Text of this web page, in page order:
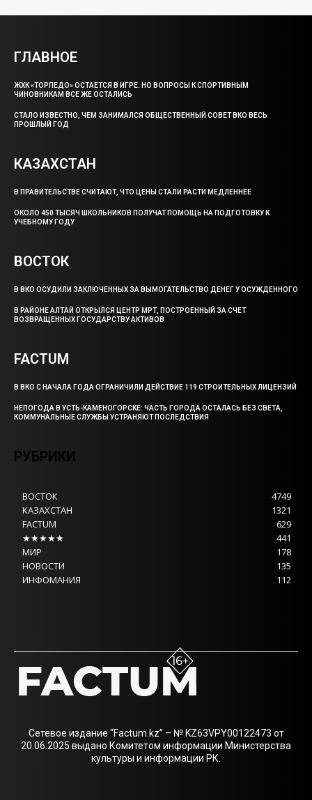
ГЛАВНОЕ
ЖХК «ТОРПЕДО» ОСТАЕТСЯ В ИГРЕ. НО ВОПРОСЫ К СПОРТИВНЫМ
ЧИНОВНИКАМ ВСЕ ЖЕ ОСТАЛИСЬ
СТАЛО ИЗВЕСТНО, ЧЕМ ЗАНИМАЛСЯ ОБЩЕСТВЕННЫЙ СОВЕТ ВКО ВЕСЬ
ПРОШЛЫЙ ГОД
КАЗАХСТАН
В ПРАВИТЕЛЬСТВЕ СЧИТАЮТ, ЧТО ЦЕНЫ СТАЛИ РАСТИ МЕДЛЕННЕЕ
ОКОЛО 450 ТЫСЯЧ ШКОЛЬНИКОВ ПОЛУЧАТ ПОМОЩЬ НА ПОДГОТОВКУ К
УЧЕБНОМУ ГОДУ
ВОСТОК
В ВКО ОСУДИЛИ ЗАКЛЮЧЕННЫХ ЗА ВЫМОГАТЕЛЬСТВО ДЕНЕГ У ОСУЖДЕННОГО
В РАЙОНЕ АЛТАЙ ОТКРЫЛСЯ ЦЕНТР МРТ, ПОСТРОЕННЫЙ ЗА СЧЕТ
ВОЗВРАЩЕННЫХ ГОСУДАРСТВУ АКТИВОВ
FACTUM
В ВКО С НАЧАЛА ГОДА ОГРАНИЧИЛИ ДЕЙСТВИЕ 119 СТРОИТЕЛЬНЫХ ЛИЦЕНЗИЙ
НЕПОГОДА В УСТЬ-КАМЕНОГОРСКЕ: ЧАСТЬ ГОРОДА ОСТАЛАСЬ БЕЗ СВЕТА,
КОММУНАЛЬНЫЕ СЛУЖБЫ УСТРАНЯЮТ ПОСЛЕДСТВИЯ
РУБРИКИ
ВОСТОК
4749
КАЗАХСТАН
1321
FACTUM
629
★★★★★
441
МИР
178
НОВОСТИ
135
ИНФОМАНИЯ
112
Сетевое издание “Factum.kz” – № KZ63VPY00122473 от
20.06.2025 выдано Комитетом информации Министерства
культуры и информации РК.